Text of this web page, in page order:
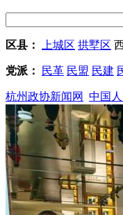
区县： 上城区 拱墅区
党派： 民革 民盟 民建
杭州政协新闻网 中国